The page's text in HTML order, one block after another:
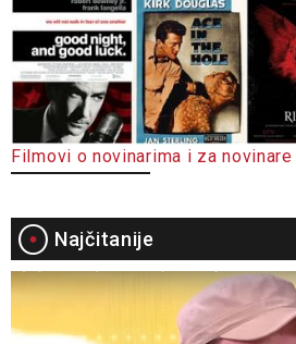
Filmovi o novinarima i za novinare
Najčitanije